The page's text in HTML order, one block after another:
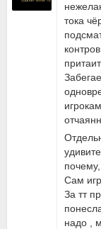
тока
Сам
За тт
надо ,